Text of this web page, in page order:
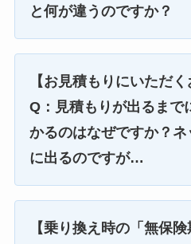
と何が違うのですか？
【お見積もりにいただく
Q：見積もりが出るまで
かるのはなぜですか？
に出るのですが…
【乗り換え時の「無保